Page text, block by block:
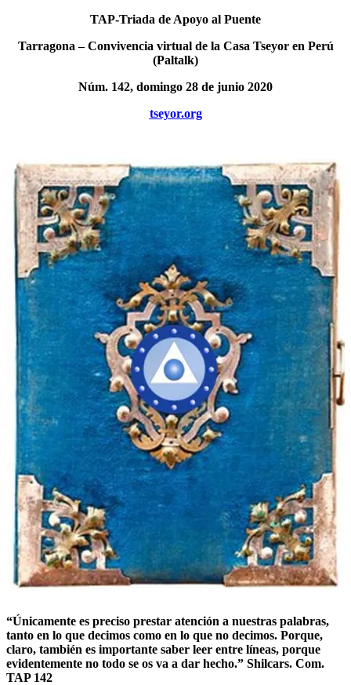
TAP-Triada de Apoyo al Puente
Tarragona – Convivencia virtual de la Casa Tseyor en Perú
(Paltalk)
Núm. 142, domingo 28 de junio 2020
tseyor.org
“Únicamente es preciso prestar atención a nuestras palabras,
tanto en lo que decimos como en lo que no decimos. Porque,
claro, también es importante saber leer entre líneas, porque
evidentemente no todo se os va a dar hecho.” Shilcars. Com.
TAP 142